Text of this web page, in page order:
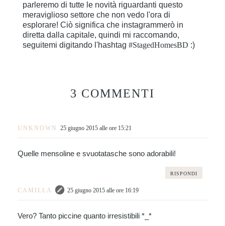
parleremo di tutte le novità riguardanti questo
meraviglioso settore che non vedo l'ora di
esplorare! Ciò significa che instagrammerò in
diretta dalla capitale, quindi mi raccomando,
seguitemi digitando l'hashtag #StagedHomesBD :)
3 COMMENTI
UNKNOWN 25 giugno 2015 alle ore 15:21
Quelle mensoline e svuotatasche sono adorabili!
RISPONDI
CAMILLA 25 giugno 2015 alle ore 16:19
Vero? Tanto piccine quanto irresistibili *_*